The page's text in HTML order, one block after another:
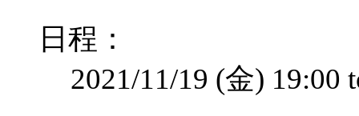
日程：
2021/11/19 (金) 19:00